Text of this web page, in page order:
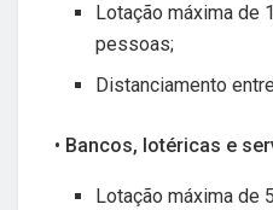
Lotação máxima de
pessoas;
Distanciamento
• Bancos, lotéricas e
Lotação máxima de